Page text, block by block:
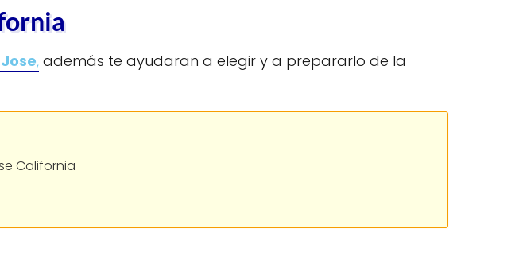
, además te ayudaran a elegir y a prepararlo de la
California